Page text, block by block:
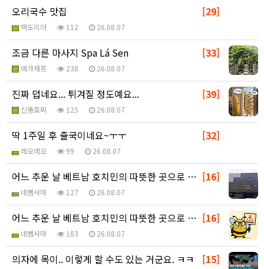
[29]
오리국수 맛집
맥도리아 112 26.08.07
[33]
조금 다른 마사지 Spa Lá Sen
예가체프 238 26.08.07
[39]
진짜 덥네요... 튀겨질 정도예요...
신똥호찌 125 26.08.07
[32]
딱 1주일 후 출국이네요~ㅜㅜ
레오레오 99 26.08.07
[16]
어느 추운 날 베트남 호치민의 따뜻한 곳으로 ㅎ - 추…
네뼘사마 127 26.08.07
[16]
어느 추운 날 베트남 호치민의 따뜻한 곳으로 ㅎ - 추…
네뼘사마 183 26.08.07
[15]
의자에 목이.. 이렇게 할 수도 있는 거군요. ㅋㅋ